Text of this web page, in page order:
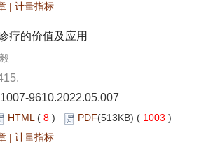
| 计量指标
疗的价值及应用
9610.2022.05.007
HTML( 8 ) PDF(513KB) ( 1003 )
| 计量指标